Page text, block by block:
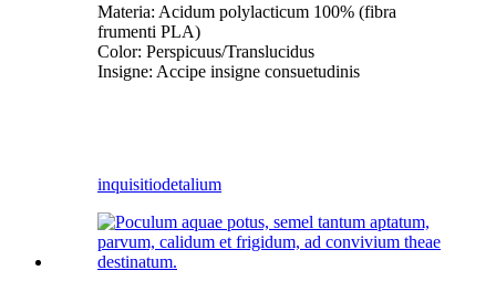
Materia: Acidum polylacticum 100% (fibra
frumenti PLA)
Color: Perspicuus/Translucidus
Insigne: Accipe insigne consuetudinis
inquisitiodetalium